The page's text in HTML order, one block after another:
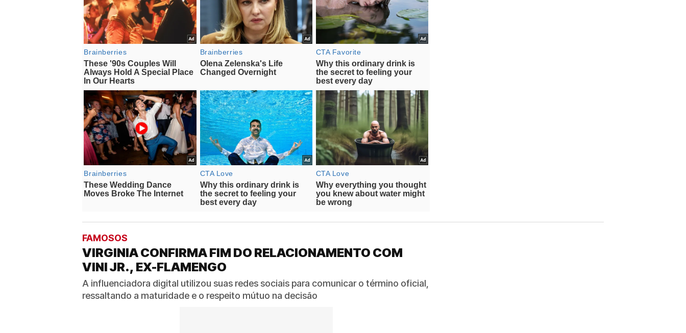
FAMOSOS
VIRGINIA CONFIRMA FIM DO RELACIONAMENTO COM
VINI JR., EX-FLAMENGO
A influenciadora digital utilizou suas redes sociais para comunicar o término oficial,
ressaltando a maturidade e o respeito mútuo na decisão